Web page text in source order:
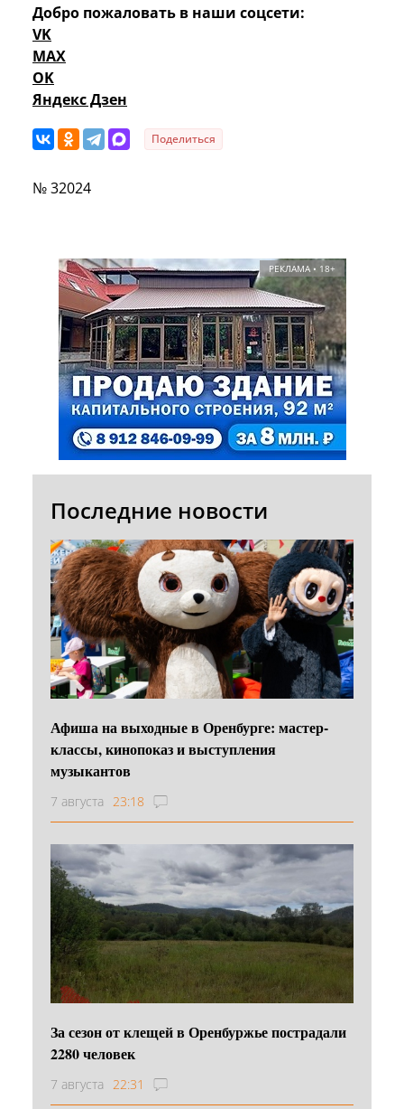
Добро пожаловать в наши соцсети:
VK
MAX
OK
Яндекс Дзен
Поделиться
№ 32024
РЕКЛАМА • 18+
Последние новости
Афиша на выходные в Оренбурге: мастер-
классы, кинопоказ и выступления
музыкантов
7 августа 23:18
За сезон от клещей в Оренбуржье пострадали
2280 человек
7 августа 22:31